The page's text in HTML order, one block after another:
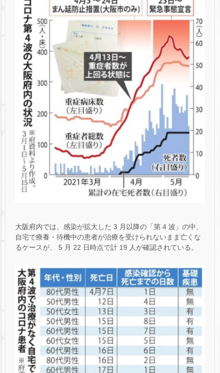
大阪府内では、感染が拡大した 3 月以降の「第 4 波」の中、
自宅で療養・待機中の患者が治療を受けられないまま亡くな
るケースが、 5 月 22 日時点で計 19 人が確認されている。